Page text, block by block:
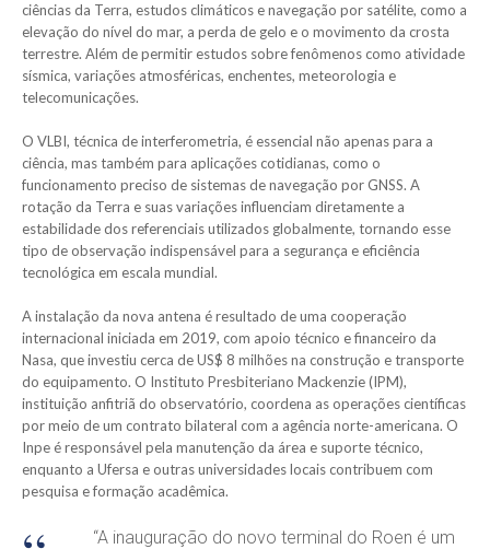
ciências da Terra, estudos climáticos e navegação por satélite, como a
elevação do nível do mar, a perda de gelo e o movimento da crosta
terrestre. Além de permitir estudos sobre fenômenos como atividade
sísmica, variações atmosféricas, enchentes, meteorologia e
telecomunicações.
O VLBI, técnica de interferometria, é essencial não apenas para a
ciência, mas também para aplicações cotidianas, como o
funcionamento preciso de sistemas de navegação por GNSS. A
rotação da Terra e suas variações influenciam diretamente a
estabilidade dos referenciais utilizados globalmente, tornando esse
tipo de observação indispensável para a segurança e eficiência
tecnológica em escala mundial.
A instalação da nova antena é resultado de uma cooperação
internacional iniciada em 2019, com apoio técnico e financeiro da
Nasa, que investiu cerca de US$ 8 milhões na construção e transporte
do equipamento. O Instituto Presbiteriano Mackenzie (IPM),
instituição anfitriã do observatório, coordena as operações científicas
por meio de um contrato bilateral com a agência norte-americana. O
Inpe é responsável pela manutenção da área e suporte técnico,
enquanto a Ufersa e outras universidades locais contribuem com
pesquisa e formação acadêmica.
“A inauguração do novo terminal do Roen é um